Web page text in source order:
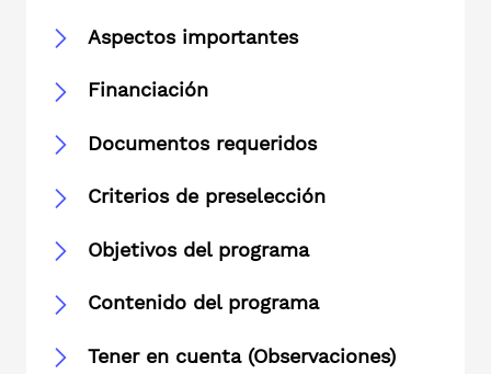
Aspectos importantes
Financiación
Documentos requeridos
Criterios de preselección
Objetivos del programa
Contenido del programa
Tener en cuenta (Observaciones)